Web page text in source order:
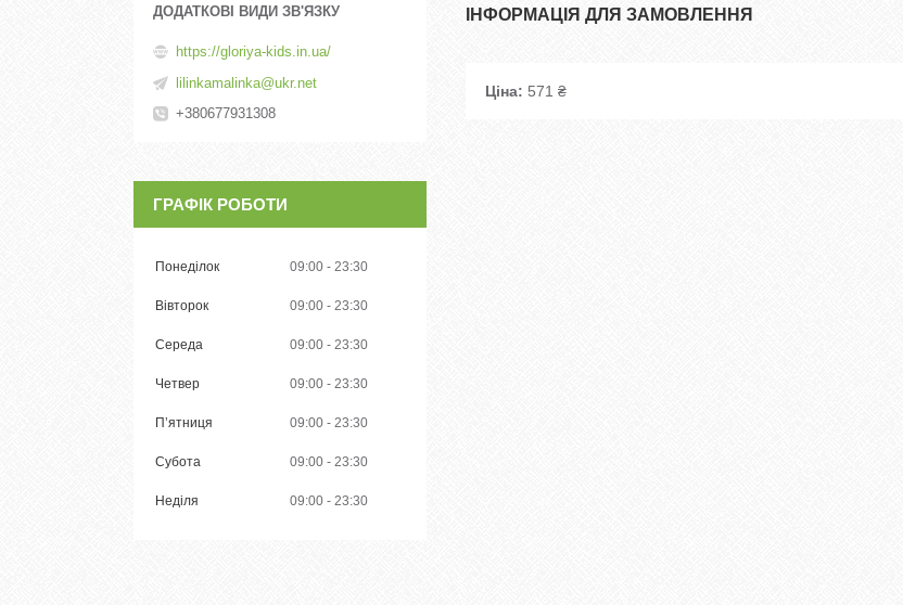
ІНФОРМАЦІЯ ДЛЯ ЗАМОВЛЕННЯ
Ціна: 571 ₴
https://gloriya-kids.in.ua/
lilinkamalinka@ukr.net
+380677931308
ГРАФІК РОБОТИ
Понеділок 09:00 23:30
Вівторок 09:00 23:30
Середа 09:00 23:30
Четвер 09:00 23:30
Пʼятниця 09:00 23:30
Субота 09:00 23:30
Неділя 09:00 23:30